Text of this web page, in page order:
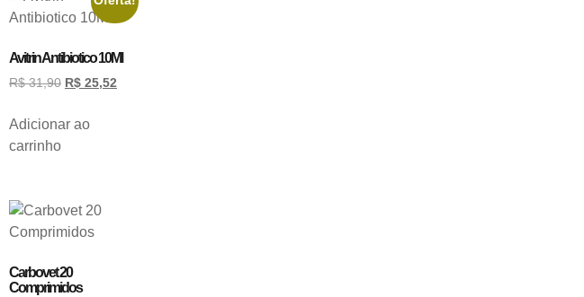
Avitrin Antibiotico 10Ml
R$31,90 R$ 25,52
Adicionar ao
carrinho
Carbovet 20
Comprimidos